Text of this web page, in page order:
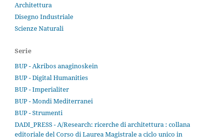
Architettura
Disegno Industriale
Scienze Naturali
Serie
BUP - Akribos anaginoskein
BUP - Digital Humanities
BUP - Imperialiter
BUP - Mondi Mediterranei
BUP - Strumenti
DADI_PRESS - A/Research: ricerche di architettura : collana
editoriale del Corso di Laurea Magistrale a ciclo unico in